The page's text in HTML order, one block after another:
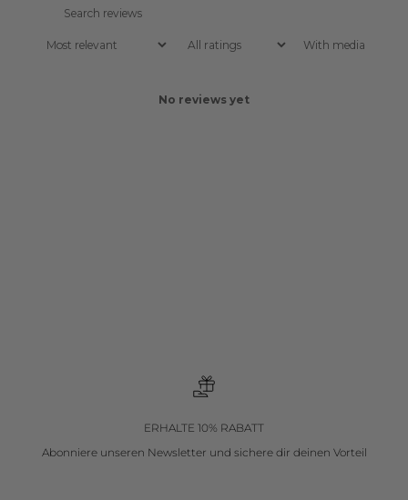
With media
No reviews yet
ERHALTE 10% RABATT
Abonniere unseren Newsletter und sichere dir deinen Vorteil